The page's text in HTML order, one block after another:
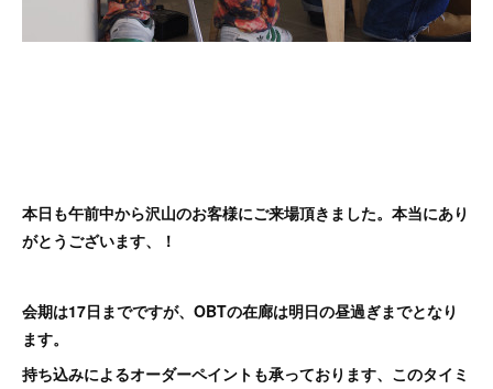
本日も午前中から沢山のお客様にご来場頂きました。本当にあり
がとうございます、！
会期は17日までですが、OBTの在廊は明日の昼過ぎまでとなり
ます。
持ち込みによるオーダーペイントも承っております、このタイミ